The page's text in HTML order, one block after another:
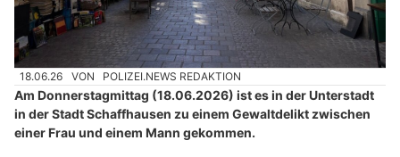
18.06.26 VON POLIZEI.NEWS REDAKTION
Am Donnerstagmittag (18.06.2026) ist es in der Unterstadt
in der Stadt Schaffhausen zu einem Gewaltdelikt zwischen
einer Frau und einem Mann gekommen.